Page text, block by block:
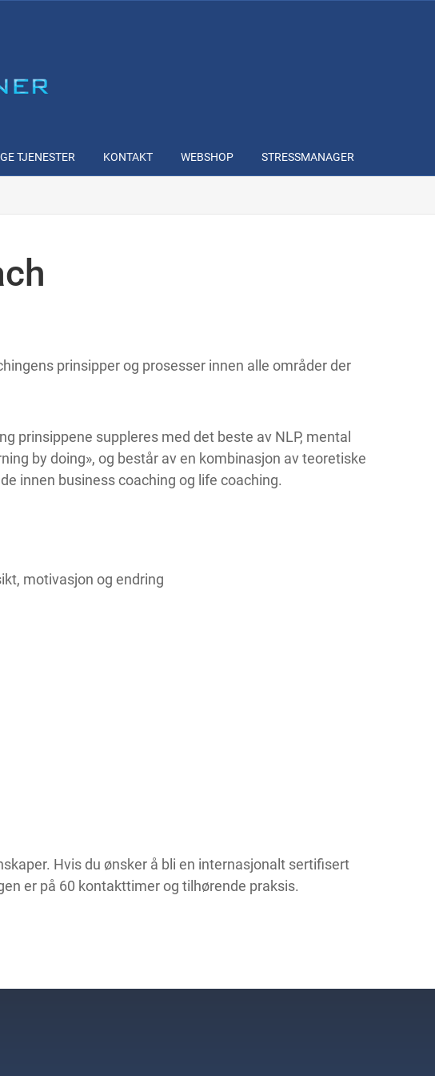
TJENESTER KONTAKT WEBSHOP STRESSMANAGER
prinsipper og prosesser innen alle områder der
prinsippene suppleres med det beste av NLP, mental
by doing», og består av en kombinasjon av teoretiske
innen business coaching og life coaching.
motivasjon og endring
Hvis du ønsker å bli en internasjonalt sertifisert
er på 60 kontakttimer og tilhørende praksis.